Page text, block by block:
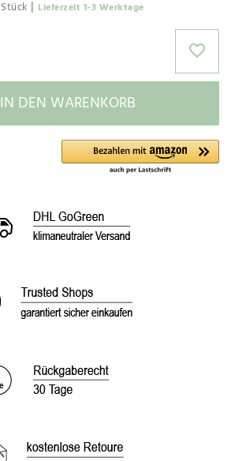
Stück | Lieferzeit 1-3 Werktage
IN DEN WARENKORB